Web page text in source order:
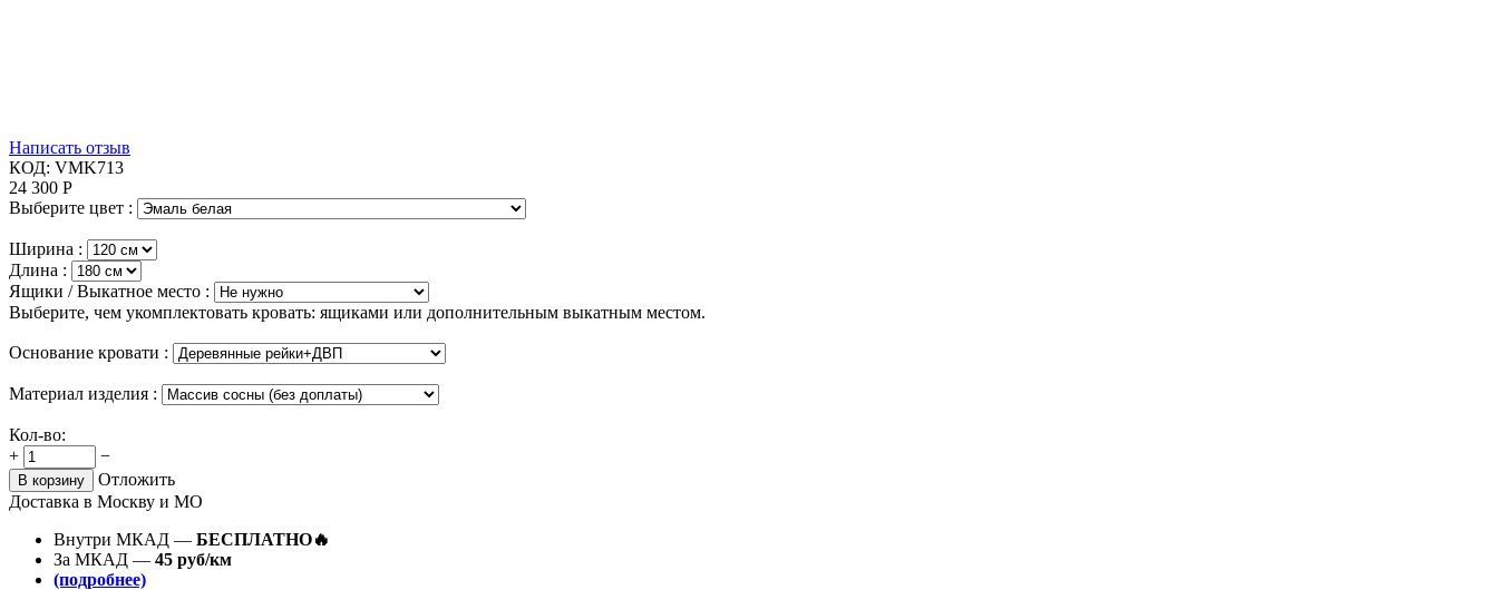
Написать отзыв
КОД: VMK713
24 300 Р
Выберите цвет :
Ширина :
Длина :
Ящики / Выкатное место :
Выберите, чем укомплектовать кровать: ящиками или дополнительным выкатным местом.
Основание кровати :
Материал изделия :
Кол-во:
+
−
В корзину
Отложить
Доставка в Москву и МО
Внутри МКАД — БЕСПЛАТНО🔥
За МКАД — 45 руб/км
(подробнее)